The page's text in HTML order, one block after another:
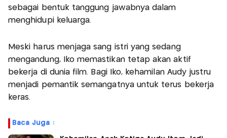
sebagai bentuk tanggung jawabnya dalam
menghidupi keluarga.
Meski harus menjaga sang istri yang sedang
mengandung, Iko memastikan tetap akan aktif
bekerja di dunia film. Bagi Iko, kehamilan Audy justru
menjadi pemantik semangatnya untuk terus bekerja
keras.
Baca Juga :